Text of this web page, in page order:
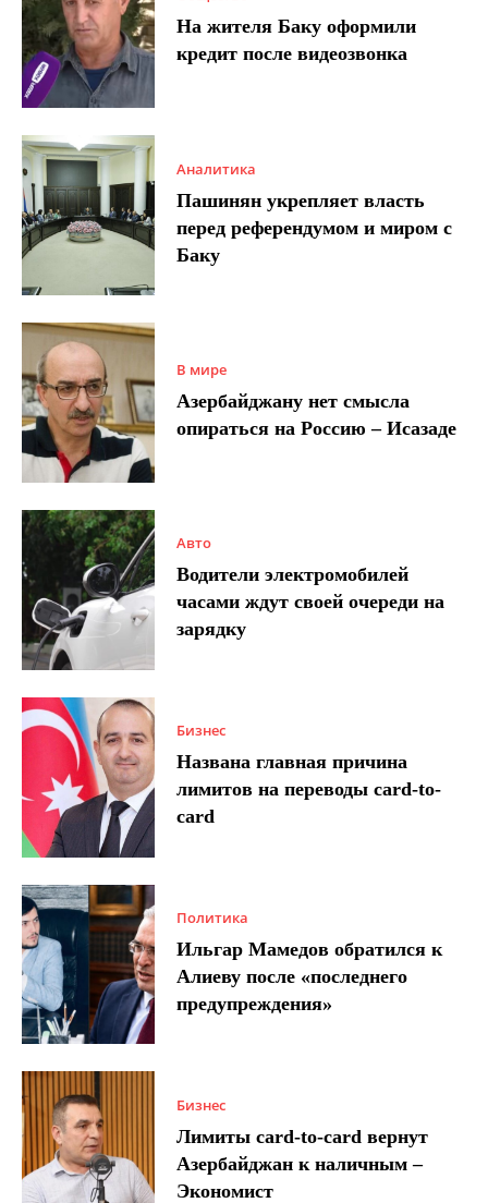
На жителя Баку оформили
кредит после видеозвонка
Аналитика
Пашинян укрепляет власть
перед референдумом и миром с
Баку
В мире
Азербайджану нет смысла
опираться на Россию – Исазаде
Авто
Водители электромобилей
часами ждут своей очереди на
зарядку
Бизнес
Названа главная причина
лимитов на переводы card-to-
card
Политика
Ильгар Мамедов обратился к
Алиеву после «последнего
предупреждения»
Бизнес
Лимиты card-to-card вернут
Азербайджан к наличным –
Экономист